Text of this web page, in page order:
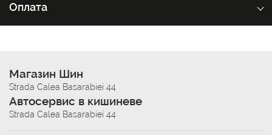
Оплата
Магазин Шин
Strada Calea Basarabiei 44
Автосервис в кишиневе
Strada Calea Basarabiei 44